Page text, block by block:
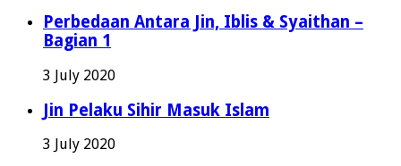
Perbedaan Antara Jin, Iblis & Syaithan –
Bagian 1
3 July 2020
Jin Pelaku Sihir Masuk Islam
3 July 2020